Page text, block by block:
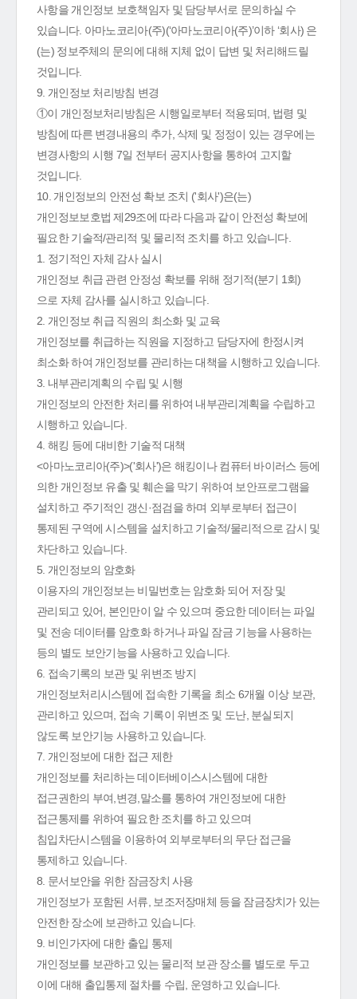
사항을 개인정보 보호책임자 및 담당부서로 문의하실 수
있습니다. 아마노코리아(주)(‘아마노코리아(주)’이하 ‘회사) 은
(는) 정보주체의 문의에 대해 지체 없이 답변 및 처리해드릴
것입니다.
9. 개인정보 처리방침 변경
①이 개인정보처리방침은 시행일로부터 적용되며, 법령 및
방침에 따른 변경내용의 추가, 삭제 및 정정이 있는 경우에는
변경사항의 시행 7일 전부터 공지사항을 통하여 고지할
것입니다.
10. 개인정보의 안전성 확보 조치 ('회사')은(는)
개인정보보호법 제29조에 따라 다음과 같이 안전성 확보에
필요한 기술적/관리적 및 물리적 조치를 하고 있습니다.
1. 정기적인 자체 감사 실시
개인정보 취급 관련 안정성 확보를 위해 정기적(분기 1회)
으로 자체 감사를 실시하고 있습니다.
2. 개인정보 취급 직원의 최소화 및 교육
개인정보를 취급하는 직원을 지정하고 담당자에 한정시켜
최소화 하여 개인정보를 관리하는 대책을 시행하고 있습니다.
3. 내부관리계획의 수립 및 시행
개인정보의 안전한 처리를 위하여 내부관리계획을 수립하고
시행하고 있습니다.
4. 해킹 등에 대비한 기술적 대책
<아마노코리아(주)>('회사')은 해킹이나 컴퓨터 바이러스 등에
의한 개인정보 유출 및 훼손을 막기 위하여 보안프로그램을
설치하고 주기적인 갱신·점검을 하며 외부로부터 접근이
통제된 구역에 시스템을 설치하고 기술적/물리적으로 감시 및
차단하고 있습니다.
5. 개인정보의 암호화
이용자의 개인정보는 비밀번호는 암호화 되어 저장 및
관리되고 있어, 본인만이 알 수 있으며 중요한 데이터는 파일
및 전송 데이터를 암호화 하거나 파일 잠금 기능을 사용하는
등의 별도 보안기능을 사용하고 있습니다.
6. 접속기록의 보관 및 위변조 방지
개인정보처리시스템에 접속한 기록을 최소 6개월 이상 보관,
관리하고 있으며, 접속 기록이 위변조 및 도난, 분실되지
않도록 보안기능 사용하고 있습니다.
7. 개인정보에 대한 접근 제한
개인정보를 처리하는 데이터베이스시스템에 대한
접근권한의 부여,변경,말소를 통하여 개인정보에 대한
접근통제를 위하여 필요한 조치를 하고 있으며
침입차단시스템을 이용하여 외부로부터의 무단 접근을
통제하고 있습니다.
8. 문서보안을 위한 잠금장치 사용
개인정보가 포함된 서류, 보조저장매체 등을 잠금장치가 있는
안전한 장소에 보관하고 있습니다.
9. 비인가자에 대한 출입 통제
개인정보를 보관하고 있는 물리적 보관 장소를 별도로 두고
이에 대해 출입통제 절차를 수립, 운영하고 있습니다.